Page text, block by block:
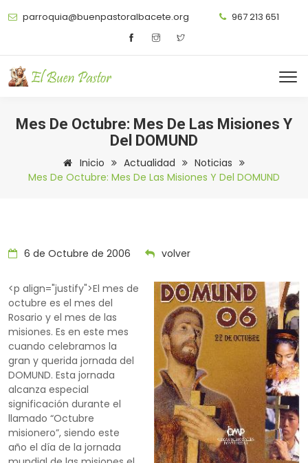
parroquia@buenpastoralbacete.org 967 213 651
Mes De Octubre: Mes De Las Misiones Y
Del DOMUND
Inicio Actualidad
Noticias
Mes De Octubre: Mes De Las Misiones Y Del DOMUND
6 de Octubre de 2006 volver
<p align="justify">El mes de
octubre es el mes del
Rosario y el mes de las
misiones. Es en este mes
cuando celebramos la
gran y querida jornada del
DOMUND. Esta jornada
alcanza especial
significación durante el
llamado “Octubre
misionero”, siendo este
año el día de la jornada